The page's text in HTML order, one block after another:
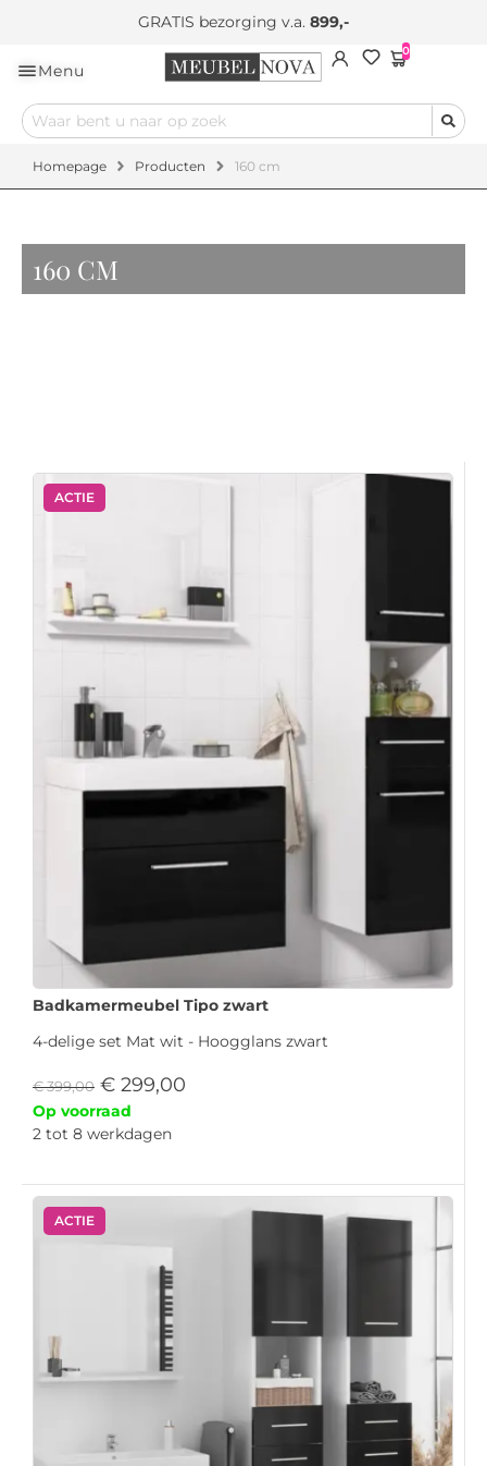
GRATIS bezorging v.a. 899,-
Menu
0
Homepage Producten 160 cm
160 CM
ACTIE
Badkamermeubel Tipo zwart
4-delige set Mat wit - Hoogglans zwart
€399,00 € 299,00
Op voorraad
2 tot 8 werkdagen
ACTIE